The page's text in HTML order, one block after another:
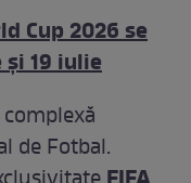
Cup 2026 se
și 19 iulie
de Fotbal.